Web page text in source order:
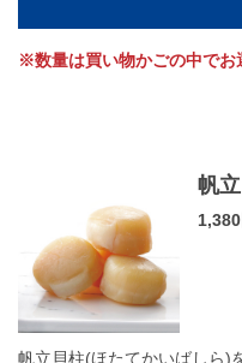
※数量は買い物かごの中でお
帆
1,380
帆立貝柱(ほたてかいばしら)